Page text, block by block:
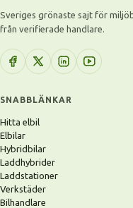
Sveriges grönaste sajt för
från verifierade handlare.
SNABBLÄNKAR
Hitta elbil
Elbilar
Hybridbilar
Laddhybrider
Laddstationer
Verkstäder
Bilhandlare